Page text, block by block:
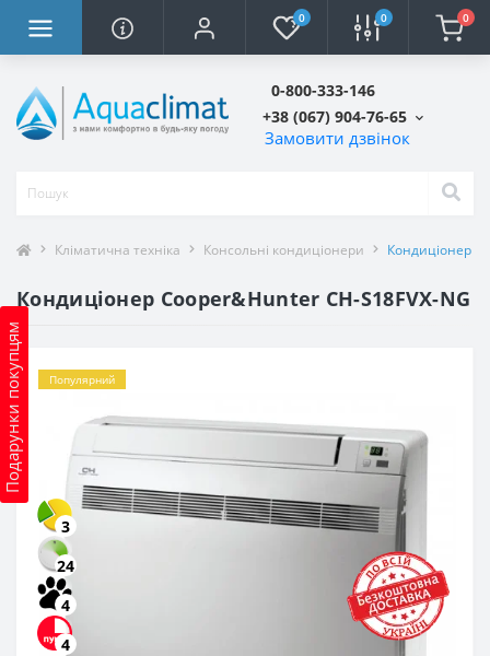
0 0 0
0-800-333-146
+38 (067) 904-76-65
Замовити дзвінок
Подарунки покупцям
Кліматична техніка Консольні кондиціонери Кондиціонер
Кондиціонер Cooper&Hunter CH-S18FVX-NG
Популярний
3
24
4
4